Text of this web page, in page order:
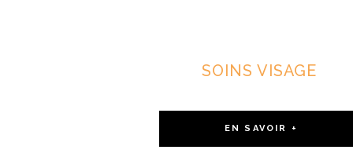
SOINS VISAGE
EN SAVOIR +
SOINS ENFANTS